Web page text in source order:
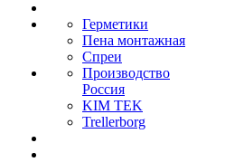
Герметики
Пена монтажная
Спреи
Производство
Россия
KIM TEK
Trellerborg